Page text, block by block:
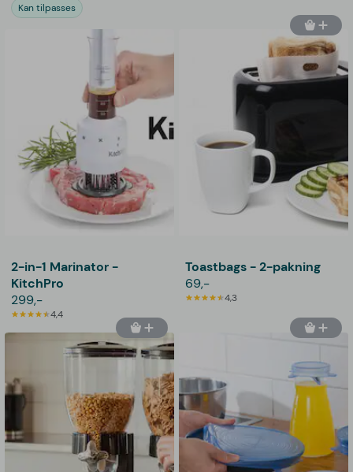
Kan tilpasses
2-in-1 Marinator -
KitchPro
299,-
4,4
Toastbags - 2-pakning
69,-
4,3